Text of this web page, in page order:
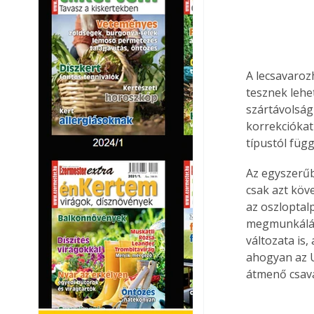
A
tesznek
típustól
Az
csak azt
az
változata is,
ahogyan az
átmenő